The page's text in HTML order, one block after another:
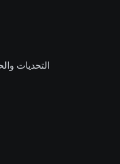
التحديات